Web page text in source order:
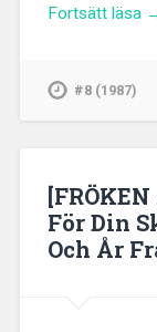
Fortsätt läsa
#8 (1987)
För Din
Och År